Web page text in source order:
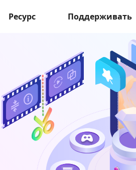
Ресурс Поддерживать